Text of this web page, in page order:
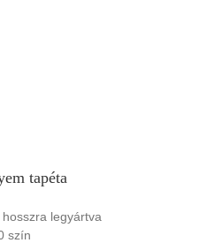
tapéta
legyártva
szín